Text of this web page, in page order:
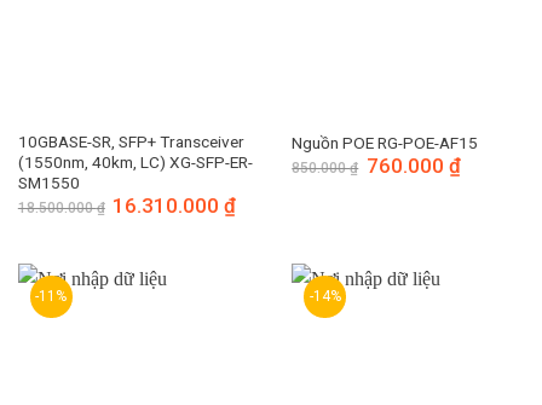
10GBASE-SR, SFP+ Transceiver
(1550nm, 40km, LC) XG-SFP-ER-
SM1550
18.500.000₫ Giá
gốc
16.310.000₫
16.310.000 ₫.
Nguồn POE RG-POE-AF15
850.000₫ Giá
gốc
760.000 ₫Giá
-11% -14%